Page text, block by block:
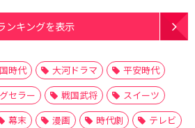
ンキングを表示
時代 大河ドラマ
平安時代
セラー 戦国武将
スイーツ
幕末 漫画 時代劇
テレビ